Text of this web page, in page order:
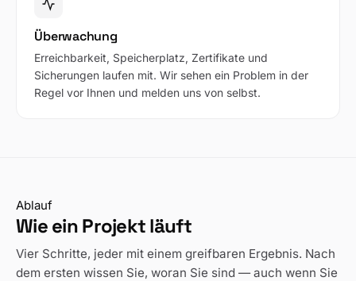
Überwachung
Erreichbarkeit, Speicherplatz, Zertifikate und
Sicherungen laufen mit. Wir sehen ein Problem in der
Regel vor Ihnen und melden uns von selbst.
Ablauf
Wie ein Projekt läuft
Vier Schritte, jeder mit einem greifbaren Ergebnis. Nach
dem ersten wissen Sie, woran Sie sind — auch wenn Sie